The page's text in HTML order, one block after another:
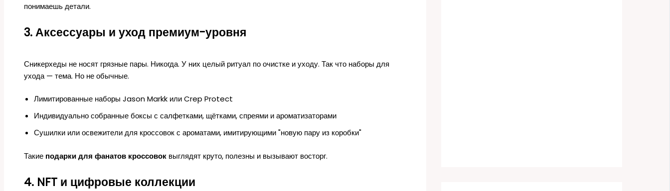
понимаешь детали.
3. Аксессуары и уход премиум-уровня
Сникерхеды не носят грязные пары. Никогда. У них целый ритуал по очистке и уходу. Так что наборы для
ухода — тема. Но не обычные.
Лимитированные наборы Jason Markk или Crep Protect
Индивидуально собранные боксы с салфетками, щётками, спреями и ароматизаторами
Сушилки или освежители для кроссовок с ароматами, имитирующими "новую пару из коробки"
Такие подарки для фанатов кроссовок выглядят круто, полезны и вызывают восторг.
4. NFT и цифровые коллекции